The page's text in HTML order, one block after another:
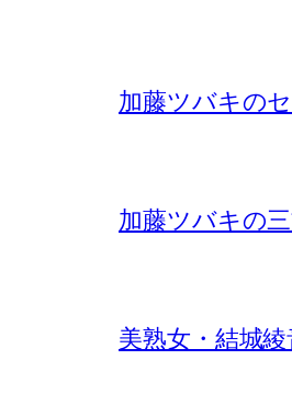
加藤ツバキの
加藤ツバキの
美熟女・結城